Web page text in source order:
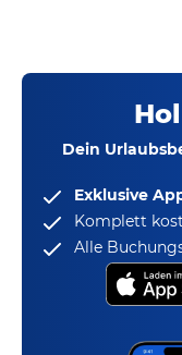
Dein
Exklusive
Komplett
Alle